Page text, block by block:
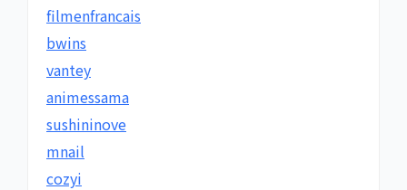
filmenfrancais
bwins
vantey
animessama
sushininove
mnail
cozyi